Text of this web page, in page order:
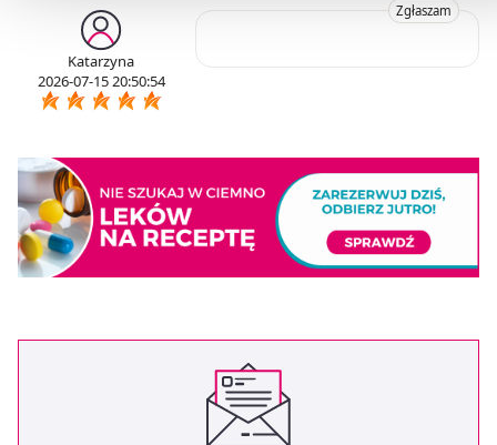
danych, które nie są niezbędne dla funkcjonowania Strony.
się to jednak wiązało z brakiem dostępu do wszystkich
funkcjonalności Strony.
Katarzyna
2026-07-15 20:50:54
Zgłaszam